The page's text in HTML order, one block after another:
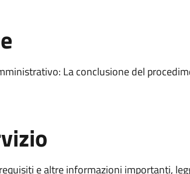
La conclusione del
e altre informazioni importanti,